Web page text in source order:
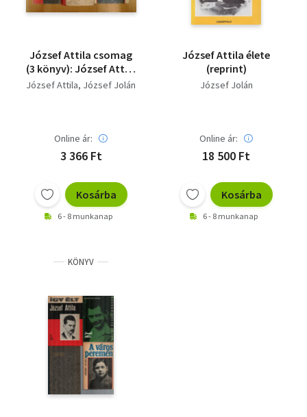
József Attila csomag
(3 könyv): József Attila
összes versei és
peremén
József Attila József Jolán
Online ár:
3 366 Ft
Kosárba
6 - 8 munkanap
József Attila élete
(reprint)
József Jolán
Online ár:
18 500 Ft
Kosárba
6 - 8 munkanap
KÖNYV